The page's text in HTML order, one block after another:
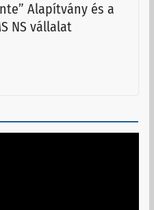
Alapítvány és a
NS vállalat